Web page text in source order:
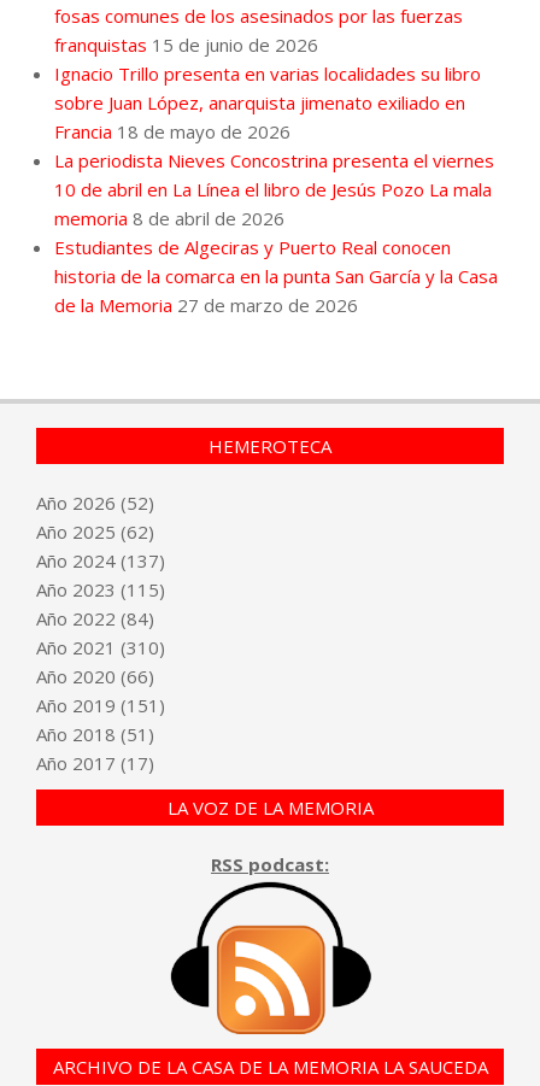
fosas comunes de los asesinados por las fuerzas
franquistas 15 de junio de 2026
Ignacio Trillo presenta en varias localidades su libro
sobre Juan López, anarquista jimenato exiliado en
Francia 18 de mayo de 2026
La periodista Nieves Concostrina presenta el viernes
10 de abril en La Línea el libro de Jesús Pozo La mala
memoria 8 de abril de 2026
Estudiantes de Algeciras y Puerto Real conocen
historia de la comarca en la punta San García y la Casa
de la Memoria 27 de marzo de 2026
HEMEROTECA
Año 2026 (52)
Año 2025 (62)
Año 2024 (137)
Año 2023 (115)
Año 2022 (84)
Año 2021 (310)
Año 2020 (66)
Año 2019 (151)
Año 2018 (51)
Año 2017 (17)
LA VOZ DE LA MEMORIA
RSS podcast:
ARCHIVO DE LA CASA DE LA MEMORIA LA SAUCEDA